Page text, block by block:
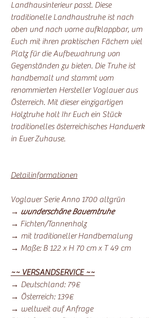
Landhausinterieur passt. Diese
traditionelle Landhaustruhe ist nach
oben und nach vorne aufklappbar, um
Euch mit ihren praktischen Fächern viel
Platz für die Aufbewahrung von
Gegenständen zu bieten. Die Truhe ist
handbemalt und stammt vom
renommierten Hersteller Voglauer aus
Österreich. Mit dieser einzigartigen
Holztruhe holt Ihr Euch ein Stück
traditionelles österreichisches Handwerk
in Euer Zuhause.
Detailinformationen
Voglauer Serie Anno 1700 altgrün
→ wunderschöne Bauerntruhe
→ Fichten/Tannenholz
→ mit traditioneller Handbemalung
→ Maße: B 122 x H 70 cm x T 49 cm
~~ VERSANDSERVICE ~~
→ Deutschland: 79€
→ Österreich: 139€
→ weltweit auf Anfrage